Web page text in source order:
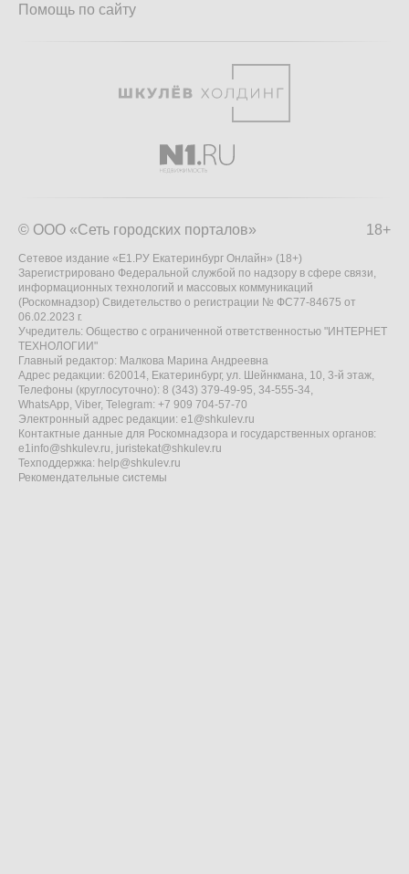
Помощь по сайту
18+
© ООО «Сеть городских порталов»
Сетевое издание «Е1.РУ Екатеринбург Онлайн» (18+)
Зарегистрировано Федеральной службой по надзору в сфере связи,
информационных технологий и массовых коммуникаций
(Роскомнадзор) Свидетельство о регистрации № ФС77-84675 от
06.02.2023 г.
Учредитель: Общество с ограниченной ответственностью "ИНТЕРНЕТ
ТЕХНОЛОГИИ"
Главный редактор: Малкова Марина Андреевна
Адрес редакции: 620014, Екатеринбург, ул. Шейнкмана, 10, 3-й этаж,
Телефоны (круглосуточно): 8 (343) 379-49-95, 34-555-34,
WhatsApp, Viber, Telegram: +7 909 704-57-70
Электронный адрес редакции: e1@shkulev.ru
Контактные данные для Роскомнадзора и государственных органов:
e1info@shkulev.ru, juristekat@shkulev.ru
Техподдержка: help@shkulev.ru
Рекомендательные системы